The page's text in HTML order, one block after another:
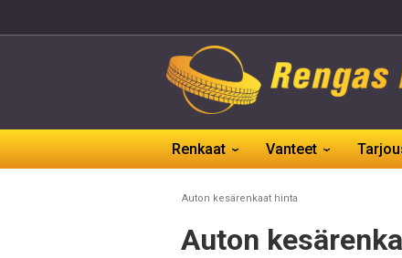
Renkaat Vanteet
Auton kesärenkaat hinta
Auton